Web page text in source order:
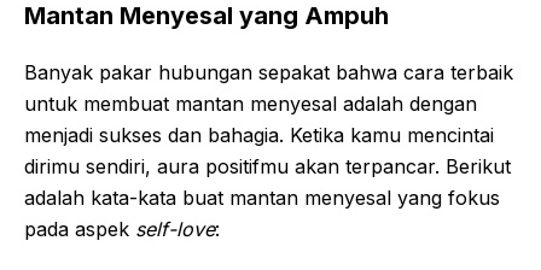
Mantan Menyesal yang Ampuh
Banyak pakar hubungan sepakat bahwa cara terbaik
untuk membuat mantan menyesal adalah dengan
menjadi sukses dan bahagia. Ketika kamu mencintai
dirimu sendiri, aura positifmu akan terpancar. Berikut
adalah kata-kata buat mantan menyesal yang fokus
pada aspek self-love: